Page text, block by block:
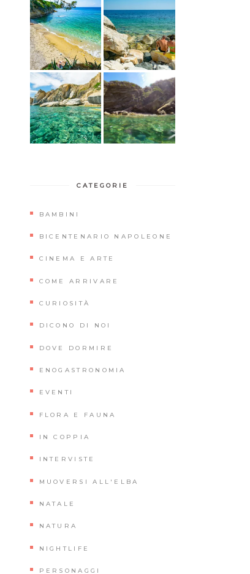
CATEGORIE
BAMBINI
BICENTENARIO NAPOLEONE
CINEMA E ARTE
COME ARRIVARE
CURIOSITÀ
DICONO DI NOI
DOVE DORMIRE
ENOGASTRONOMIA
EVENTI
FLORA E FAUNA
IN COPPIA
INTERVISTE
MUOVERSI ALL'ELBA
NATALE
NATURA
NIGHTLIFE
PERSONAGGI